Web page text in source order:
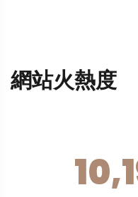
網站火熱度